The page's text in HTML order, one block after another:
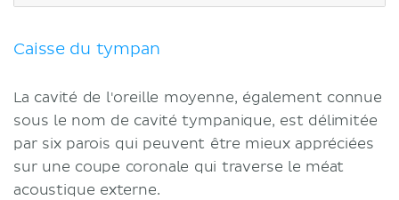
Stapès (étrier)
Muscle stapédien
Muscle tenseur du tympan
Trompe d’Eustache
Structures apparentés
Vascularisation
Caisse du tympan
La cavité de l'oreille moyenne, également connue
sous le nom de cavité tympanique, est délimitée
par six parois qui peuvent être mieux appréciées
sur une coupe coronale qui traverse le méat
acoustique externe.